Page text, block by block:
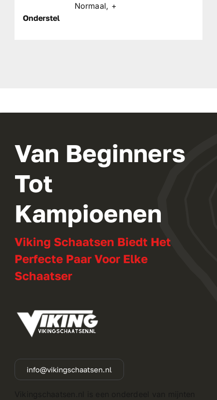
Onderstel
Normaal, +
Van Beginners
Tot
Kampioenen
Viking Schaatsen Biedt Het
Perfecte Paar Voor Elke
Schaatser
info@vikingschaatsen.nl